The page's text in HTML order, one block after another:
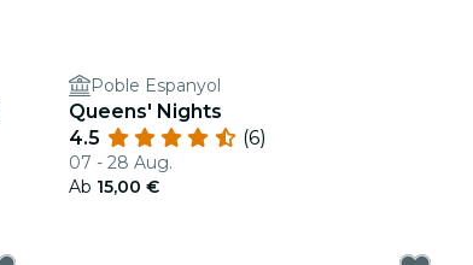
Poble Espanyol
Queens' Nights
4.5
(6)
07 - 28 Aug.
Ab 15,00 €